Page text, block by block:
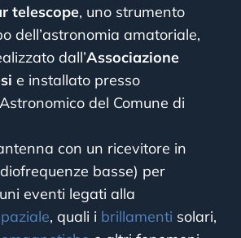
telescope, uno strumento
dell’astronomia amatoriale,
dall’Associazione
e installato presso
del Comune di
con un ricevitore in
basse) per
eventi legati alla
, quali i brillamenti solari,